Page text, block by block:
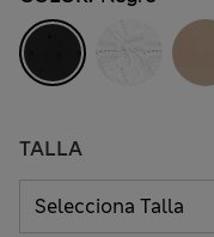
TALLA